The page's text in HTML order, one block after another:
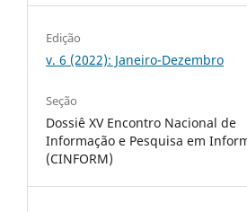
Edição
v. 6 (2022): Janeiro-Dezembro
Seção
Dossiê XV Encontro Nacional de
Informação e Pesquisa em
(CINFORM)